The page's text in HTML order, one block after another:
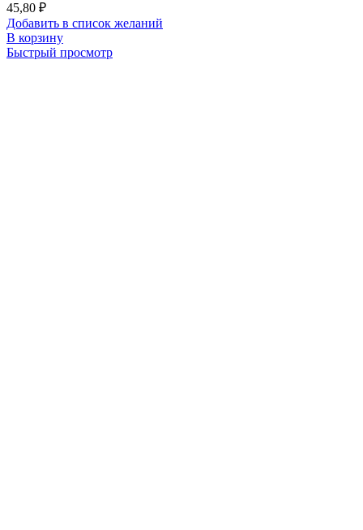
45,80 ₽
Добавить в список желаний
В корзину
Быстрый просмотр